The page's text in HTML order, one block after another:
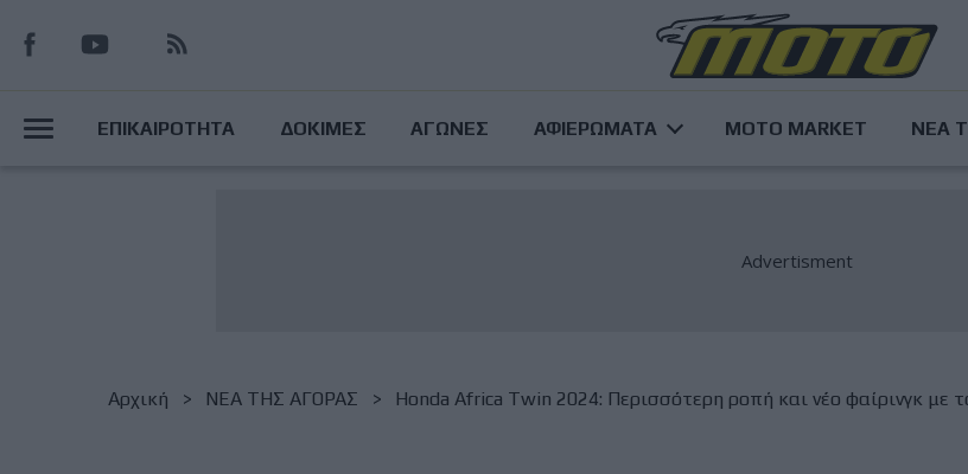
προς
κυρίως
MainΕΠΙΚΑΙΡΟΤΗΤΑ ΔΟΚΙΜΕΣ ΑΓΩΝΕΣ ΑΦΙΕΡΩΜΑΤΑ MOTO MARKET ΝΕΑ
Breadcrumb
Αρχική NΕΑ ΤΗΣ ΑΓΟΡΑΣ Honda Africa Twin 2024: Περισσότερη ροπή και νέο φαίρινγκ